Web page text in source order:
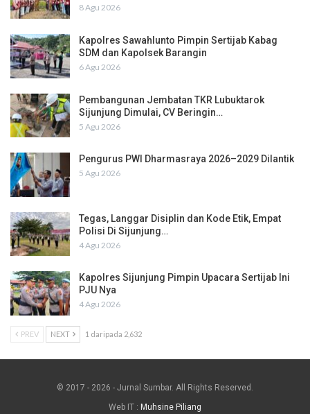
8 Agu 2026
Kapolres Sawahlunto Pimpin Sertijab Kabag
SDM dan Kapolsek Barangin
6 Agu 2026
Pembangunan Jembatan TKR Lubuktarok
Sijunjung Dimulai, CV Beringin…
5 Agu 2026
Pengurus PWI Dharmasraya 2026–2029 Dilantik
5 Agu 2026
Tegas, Langgar Disiplin dan Kode Etik, Empat
Polisi Di Sijunjung…
4 Agu 2026
Kapolres Sijunjung Pimpin Upacara Sertijab Ini
PJU Nya
4 Agu 2026
PREV NEXT 1 daripada 2,632
© 2017 - 2026 - Jurnal Sumbar. All Rights Reserved.
Web IT : Muhsine Piliang